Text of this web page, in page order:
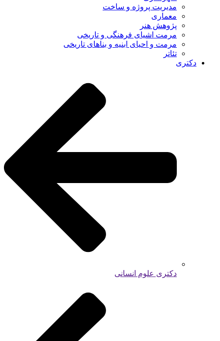
مدیریت پروژه و ساخت
معماری
پژوهش هنر
مرمت اشیای فرهنگی و تاریخی
مرمت و احیای ابنیه و بناهای تاریخی
تئاتر
دکتری
دکتری علوم انسانی